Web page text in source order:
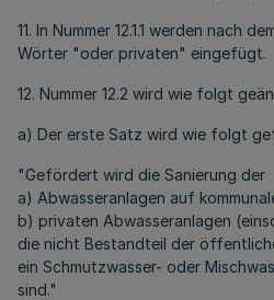
11. In Nummer 12.1.1 werden nach
Wörter "oder privaten" eingefügt.
12. Nummer 12.2 wird wie folgt
a) Der erste Satz wird wie folgt
"Gefördert wird die Sanierung der
a) Abwasseranlagen auf
b) privaten Abwasseranlagen
die nicht Bestandteil der
ein Schmutzwasser- oder
sind."